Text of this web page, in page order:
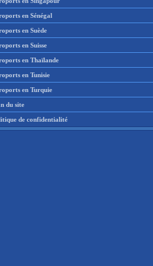
en Sénégal
en Suède
en Suisse
en Thaïlande
en Tunisie
en Turquie
du site
de confidentialité